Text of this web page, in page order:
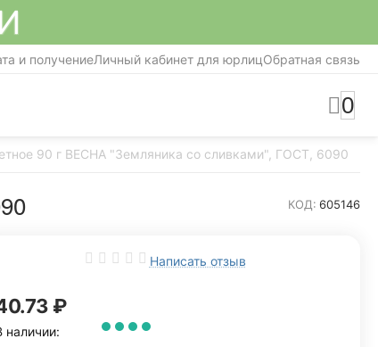
и получениеЛичный кабинет для юрлицОбратная связь
0
90 г ВЕСНА "Земляника со сливками", ГОСТ, 6090
КОД: 605146
Написать отзыв
₽
наличии: